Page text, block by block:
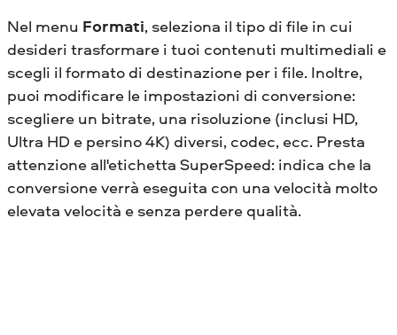
Nel menu Formati, seleziona il tipo di file in cui
desideri trasformare i tuoi contenuti multimediali e
scegli il formato di destinazione per i file. Inoltre,
puoi modificare le impostazioni di conversione:
scegliere un bitrate, una risoluzione (inclusi HD,
Ultra HD e persino 4K) diversi, codec, ecc. Presta
attenzione all'etichetta SuperSpeed: indica che la
conversione verrà eseguita con una velocità molto
elevata velocità e senza perdere qualità.